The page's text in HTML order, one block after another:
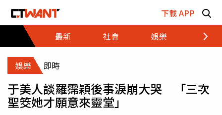
下載 APP
最新
社會 娛樂 財經
娛樂 即時
于美人談羅霈穎後事淚崩大哭 「三次
聖筊她才願意來靈堂」